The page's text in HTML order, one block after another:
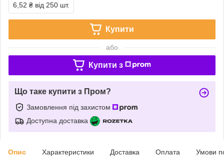
6,52 ₴ від 250 шт.
Купити
або
Купити з
Що таке купити з Пром?
Замовлення під захистом
Доступна доставка
Опис Характеристики Доставка Оплата Умови